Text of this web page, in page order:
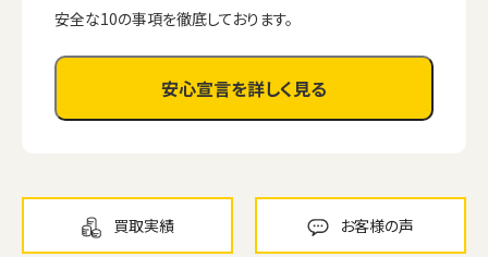
安全な10の事項を徹底しております。
安心宣言を詳しく見る
買取実績 お客様の声